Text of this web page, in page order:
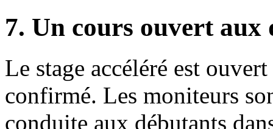
7. Un cours ouvert aux
Le stage accéléré est
confirmé. Les moniteurs
conduite aux débutants